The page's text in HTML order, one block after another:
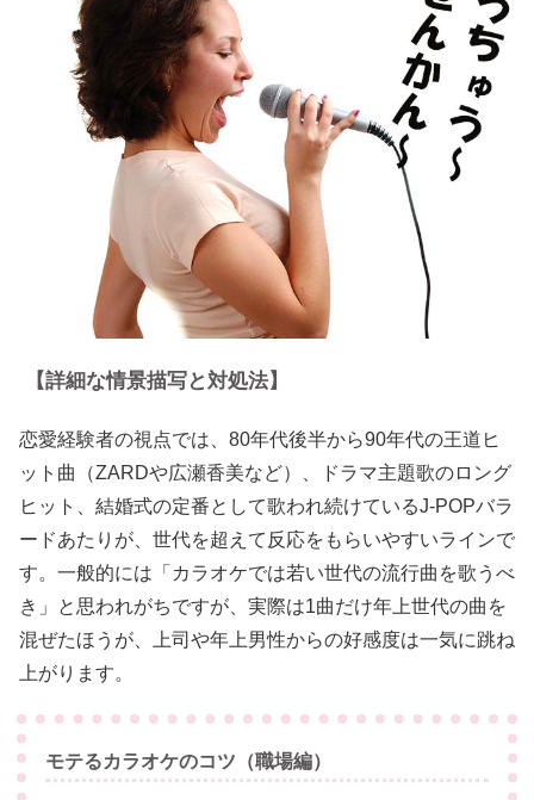
【詳細な情景描写と対処法】
恋愛経験者の視点では、80年代後半から90年代の王道ヒ
ット曲（ZARDや広瀬香美など）、ドラマ主題歌のロング
ヒット、結婚式の定番として歌われ続けているJ-POPバラ
ードあたりが、世代を超えて反応をもらいやすいラインで
す。一般的には「カラオケでは若い世代の流行曲を歌うべ
き」と思われがちですが、実際は1曲だけ年上世代の曲を
混ぜたほうが、上司や年上男性からの好感度は一気に跳ね
上がります。
モテるカラオケのコツ（職場編）